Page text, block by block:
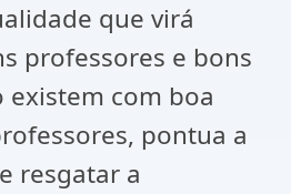
que virá
professores e bons
existem com boa
pontua a
resgatar a